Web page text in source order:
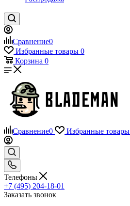
Сравнение0
Избранные товары 0
Корзина 0
Сравнение0 Избранные товары
Телефоны
+7 (495) 204-18-01
Заказать звонок